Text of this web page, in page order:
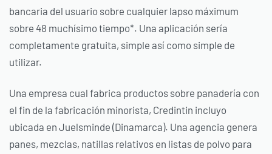
bancaria del usuario sobre cualquier lapso máximum
sobre 48 muchísimo tiempo*. Una aplicación serí­a
completamente gratuita, simple así­ como simple de
utilizar.
Una empresa cual fabrica productos sobre panadería con
el fin de la fabricación minorista, Credintin incluyo
ubicada en Juelsminde (Dinamarca). Una agencia genera
panes, mezclas, natillas relativos en listas de polvo para